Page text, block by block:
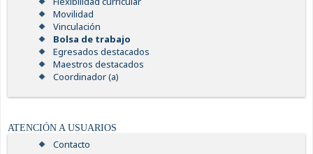
Movilidad
Vinculación
Bolsa de trabajo
Egresados destacados
Maestros destacados
Coordinador (a)
ATENCIÓN A USUARIOS
Contacto